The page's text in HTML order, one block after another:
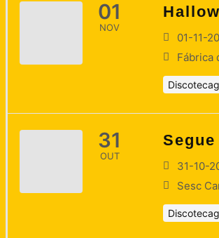
01
NOV
01-11-
Fábrica
31
OUT
31-10-
Sesc